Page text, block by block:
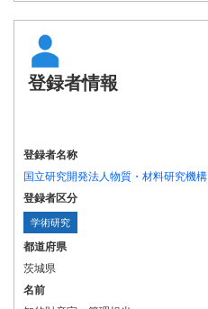
登録者情報
登録者名称
国立研究開発法人物質・材料研究機構
登録者区分
学術研究
都道府県
茨城県
名前